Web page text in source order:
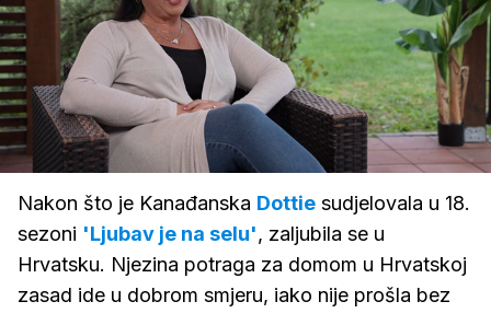
Upali
zvuk
Loaded:
13.29%
Nakon što je Kanađanska Dottie sudjelovala u 18.
sezoni 'Ljubav je na selu', zaljubila se u
Hrvatsku. Njezina potraga za domom u Hrvatskoj
zasad ide u dobrom smjeru, iako nije prošla bez